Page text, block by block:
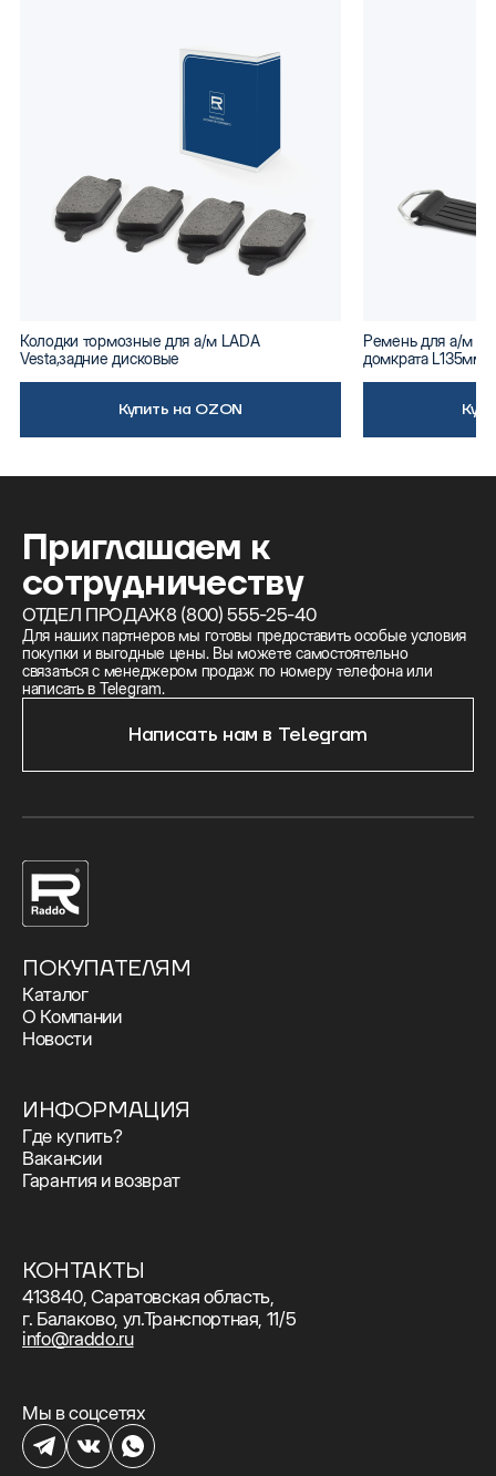
Колодки тормозные для а/м LADA
Vesta,задние дисковые
Купить на OZON
Ремень для а/м
домкрата L135мм
Приглашаем к
сотрудничеству
ОТДЕЛ ПРОДАЖ8 (800) 555-25-40
Для наших партнеров мы готовы предоставить особые условия
покупки и выгодные цены. Вы можете самостоятельно
связаться с менеджером продаж по номеру телефона или
написать в Telegram.
Написать нам в Telegram
Мы в соцсетях
ПОКУПАТЕЛЯМ
Каталог
О Компании
Новости
ИНФОРМАЦИЯ
Где купить?
Вакансии
Гарантия и возврат
КОНТАКТЫ
413840, Саратовская область,
г. Балаково, ул.Транспортная, 11/5
info@raddo.ru